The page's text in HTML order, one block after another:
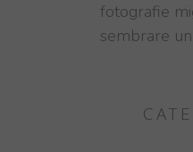
fotografie
sembrare